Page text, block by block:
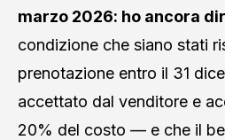
marzo 2026: ho ancora
condizione che siano stati
prenotazione entro il 31
accettato dal venditore e
20% del costo — e che il